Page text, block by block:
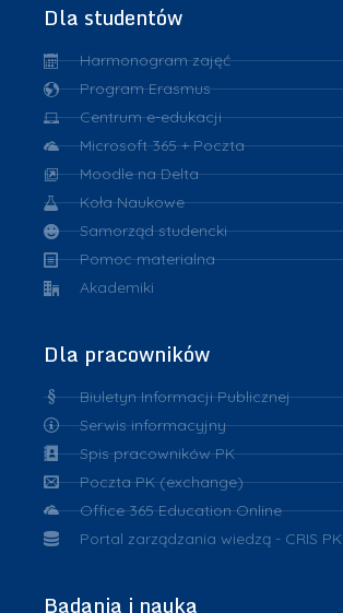
Dla studentów
Harmonogram zajęć
Program Erasmus
Centrum e-edukacji
Microsoft 365 + Poczta
Moodle na Delta
Koła Naukowe
Samorząd studencki
Pomoc materialna
Akademiki
Dla pracowników
Biuletyn Informacji Publicznej
Serwis informacyjny
Spis pracowników PK
Poczta PK (exchange)
Office 365 Education Online
Portal zarządzania wiedzą - CRIS PK
Badania i nauka